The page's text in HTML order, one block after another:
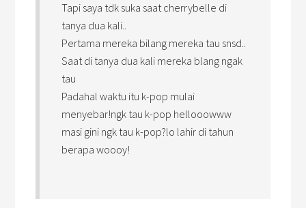
Tapi saya tdk suka saat cherrybelle di
tanya dua kali..
Pertama mereka bilang mereka tau snsd..
Saat di tanya dua kali mereka blang ngak
tau
Padahal waktu itu k-pop mulai
menyebar!ngk tau k-pop hellooowww
masi gini ngk tau k-pop?lo lahir di tahun
berapa woooy!